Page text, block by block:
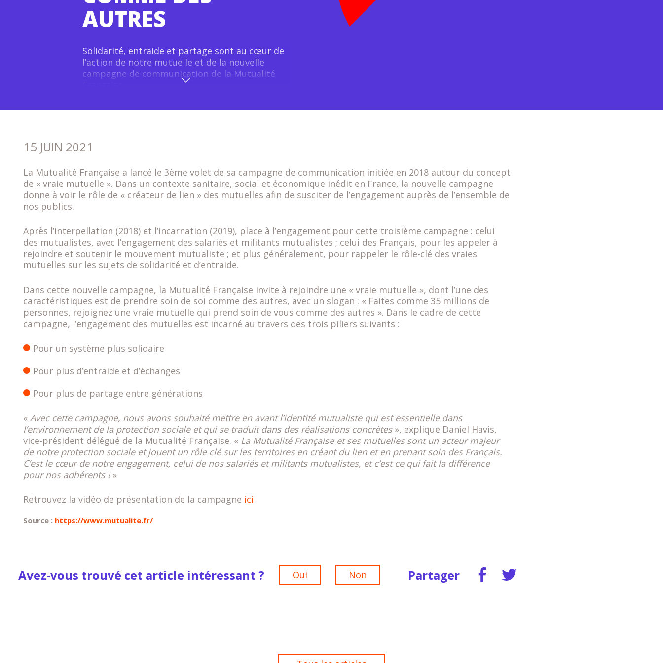
Assurer mon prêt
Prévoir une garantie
AUTRES
Solidarité, entraide et partage sont au cœur de
l’action de notre mutuelle et de la nouvelle
campagne de communication de la Mutualité
15 JUIN 2021
La Mutualité Française a lancé le 3ème volet de sa campagne de communication initiée en 2018 autour du concept
de « vraie mutuelle ». Dans un contexte sanitaire, social et économique inédit en France, la nouvelle campagne
donne à voir le rôle de « créateur de lien » des mutuelles afin de susciter de l’engagement auprès de l’ensemble de
nos publics.
Après l’interpellation (2018) et l’incarnation (2019), place à l’engagement pour cette troisième campagne : celui
des mutualistes, avec l’engagement des salariés et militants mutualistes ; celui des Français, pour les appeler à
rejoindre et soutenir le mouvement mutualiste ; et plus généralement, pour rappeler le rôle-clé des vraies
mutuelles sur les sujets de solidarité et d’entraide.
Dans cette nouvelle campagne, la Mutualité Française invite à rejoindre une « vraie mutuelle », dont l’une des
caractéristiques est de prendre soin de soi comme des autres, avec un slogan : « Faites comme 35 millions de
personnes, rejoignez une vraie mutuelle qui prend soin de vous comme des autres ». Dans le cadre de cette
campagne, l’engagement des mutuelles est incarné au travers des trois piliers suivants :
Pour un système plus solidaire
Pour plus d’entraide et d’échanges
Pour plus de partage entre générations
« Avec cette campagne, nous avons souhaité mettre en avant l’identité mutualiste qui est essentielle dans
l’environnement de la protection sociale et qui se traduit dans des réalisations concrètes», explique Daniel Havis,
vice-président délégué de la Mutualité Française. « La Mutualité Française et ses mutuelles sont un acteur majeur
de notre protection sociale et jouent un rôle clé sur les territoires en créant du lien et en prenant soin des Français.
C’est le cœur de notre engagement, celui de nos salariés et militants mutualistes, et c’est ce qui fait la différence
pour nos adhérents !»
Retrouvez la vidéo de présentation de la campagne ici
Source : https://www.mutualite.fr/
Avez-vous trouvé cet article intéressant ? Oui
Non
Partager
Partager
sur
Partager
sur